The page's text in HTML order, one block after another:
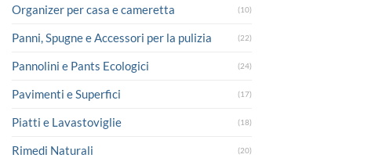
Organizer per casa e cameretta (10)
Panni, Spugne e Accessori per la pulizia (22)
Pannolini e Pants Ecologici (24)
Pavimenti e Superfici (17)
Piatti e Lavastoviglie (18)
Rimedi Naturali (20)